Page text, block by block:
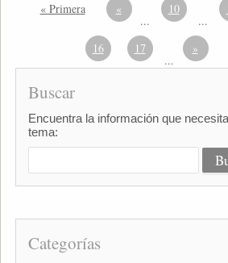
« Primera «
...
10
...
16 17
...
»
Buscar
Encuentra la información que
tema:
Categorías